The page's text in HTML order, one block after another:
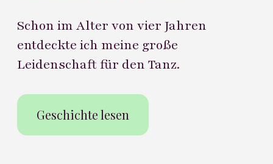
Schon im Alter von vier Jahren
entdeckte ich meine große
Leidenschaft für den Tanz.
Geschichte lesen